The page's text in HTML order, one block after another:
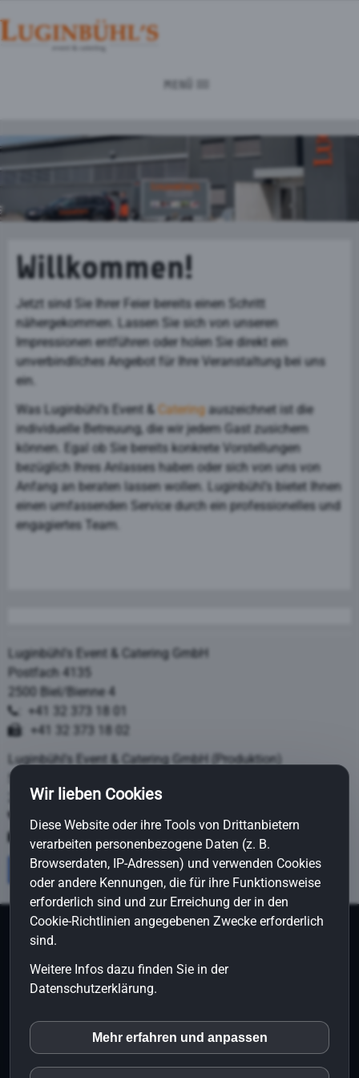
MENÜ
Willkommen!
Jetzt sind Sie Ihrer Feier bereits einen Schritt
nähergekommen. Lassen Sie sich von unseren
Impressionen entführen oder holen Sie direkt ein
unverbindliches Angebot für Ihre Veranstaltung bei uns
ein.
Was Luginbühl’s Event &
Cateringauszeichnet ist die
individuelle Betreuung, die wir jedem Gast zusichern
können. Egal ob Sie bereits konkrete Vorstellungen
bezüglich Ihres Anlasses haben oder sich von uns von
Anfang an beraten lassen wollen. Luginbühl’s bietet Ihnen
einen umfassenden Service durch ein professionelles und
engagiertes Team.
Luginbühl's Event & Catering GmbH
Postfach 4135
2500 Biel/Bienne 4
: +41 32 373 18 01
: +41 32 373 18 02
Luginbühl's Event & Catering GmbH (Produktion)
Schwadernaustrasse 65
2558 Aegerten
: +41 32 373 18 01
: +41 32 373 18 02
© 2018 Cross-IT |Home|Kontakt|Impressum|
Datenschutz
Wir lieben Cookies
Diese Website oder ihre Tools von Drittanbietern
verarbeiten personenbezogene Daten (z. B.
Browserdaten, IP-Adressen) und verwenden Cookies
oder andere Kennungen, die für ihre Funktionsweise
erforderlich sind und zur Erreichung der in den
Cookie-Richtlinien angegebenen Zwecke erforderlich
sind.
Weitere Infos dazu finden Sie in der
Datenschutzerklärung.
inCMS
Mehr erfahren und anpassen